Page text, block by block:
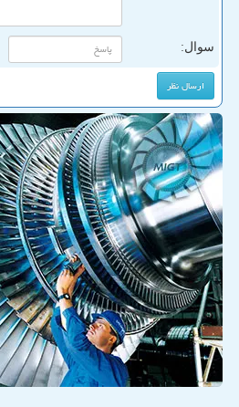
سوال: